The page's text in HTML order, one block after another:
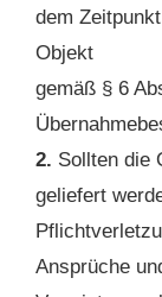
dem
Objekt
gemäß § 6
2. Sollten die
geliefert
Ansprüche